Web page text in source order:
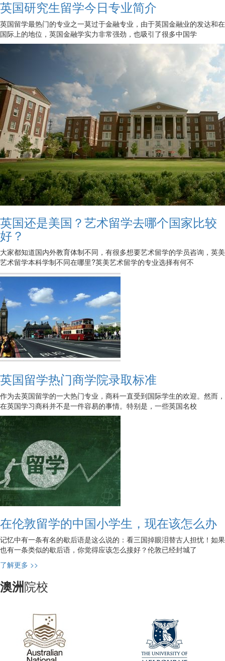
英国研究生留学今日专业简介
英国留学最热门的专业之一莫过于金融专业，由于英国金融业的发达和在
国际上的地位，英国金融学实力非常强劲，也吸引了很多中国学
英国还是美国？艺术留学去哪个国家比较
好？
大家都知道国内外教育体制不同，有很多想要艺术留学的学员咨询，英美
艺术留学本科学制不同在哪里?英美艺术留学的专业选择有何不
英国留学热门商学院录取标准
作为去英国留学的一大热门专业，商科一直受到国际学生的欢迎。然而，
在英国学习商科并不是一件容易的事情。特别是，一些英国名校
在伦敦留学的中国小学生，现在该怎么办
记忆中有一条有名的歇后语是这么说的：看三国掉眼泪替古人担忧！如果
也有一条类似的歇后语，你觉得应该怎么接好？伦敦已经封城了
了解更多 >>
澳洲院校